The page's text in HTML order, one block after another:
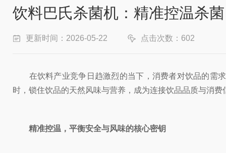
饮料巴氏杀菌机：精准控温杀
更新时间：2026-05-22 点击次数：602
在饮料产业竞争日趋激烈的当下，消费者对饮品的需求
时，锁住饮品的天然风味与营养，成为连接饮品品质与消
精准控温，平衡安全与风味的核心密钥